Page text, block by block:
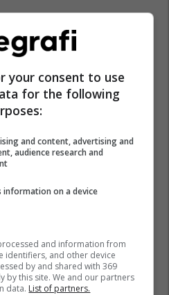
– reklamoni biznesin tuaj
është audienca shqiptare
i biznesit me NOVATRA
AG
Cineplexx në Albi Mall,
rekorde rajonale me
your consent to use
for the following
and content, advertising and
audience research and
information on a device
and information from
identifiers, and other device
by and shared with 369
by this site. We and our partners
data. List of partners.